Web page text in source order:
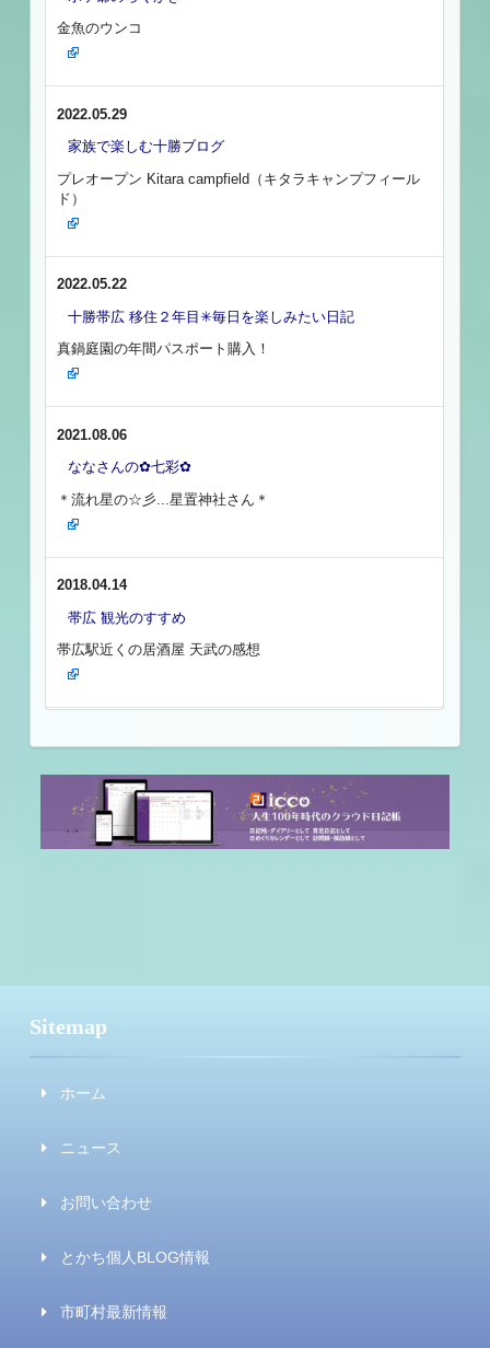
金魚のウンコ
2022.05.29
家族で楽しむ十勝ブログ
プレオープン Kitara campfield（キタラキャンプフィール
ド）
2022.05.22
十勝帯広 移住２年目✳︎毎日を楽しみたい日記
真鍋庭園の年間パスポート購入！
2021.08.06
ななさんの✿七彩✿
＊流れ星の☆彡...星置神社さん＊
2018.04.14
帯広 観光のすすめ
帯広駅近くの居酒屋 天武の感想
Sitemap
ホーム
ニュース
お問い合わせ
とかち個人BLOG情報
市町村最新情報